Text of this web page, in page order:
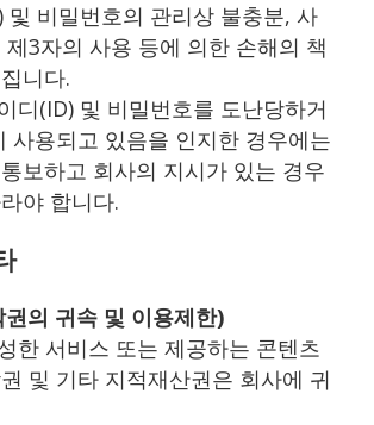
및 비밀번호의 관리상 불충분, 사
3자의 사용 등에 의한 손해의 책
니다.
디(ID) 및 비밀번호를 도난당하거
사용되고 있음을 인지한 경우에는
보하고 회사의 지시가 있는 경우
야 합니다.
의 귀속 및 이용제한)
한 서비스 또는 제공하는 콘텐츠
및 기타 지적재산권은 회사에 귀